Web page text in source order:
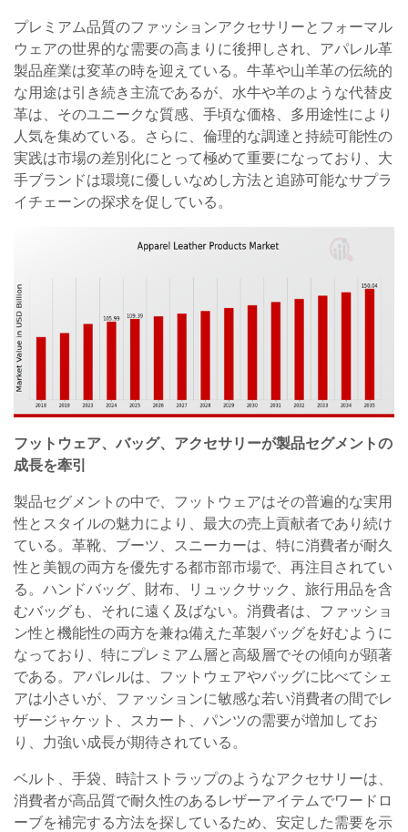
プレミアム品質のファッションアクセサリーとフォーマル
ウェアの世界的な需要の高まりに後押しされ、アパレル革
製品産業は変革の時を迎えている。牛革や山羊革の伝統的
な用途は引き続き主流であるが、水牛や羊のような代替皮
革は、そのユニークな質感、手頃な価格、多用途性により
人気を集めている。さらに、倫理的な調達と持続可能性の
実践は市場の差別化にとって極めて重要になっており、大
手ブランドは環境に優しいなめし方法と追跡可能なサプラ
イチェーンの探求を促している。
フットウェア、バッグ、アクセサリーが製品セグメントの
成長を牽引
製品セグメントの中で、フットウェアはその普遍的な実用
性とスタイルの魅力により、最大の売上貢献者であり続け
ている。革靴、ブーツ、スニーカーは、特に消費者が耐久
性と美観の両方を優先する都市部市場で、再注目されてい
る。ハンドバッグ、財布、リュックサック、旅行用品を含
むバッグも、それに遠く及ばない。消費者は、ファッショ
ン性と機能性の両方を兼ね備えた革製バッグを好むように
なっており、特にプレミアム層と高級層でその傾向が顕著
である。アパレルは、フットウェアやバッグに比べてシェ
アは小さいが、ファッションに敏感な若い消費者の間でレ
ザージャケット、スカート、パンツの需要が増加してお
り、力強い成長が期待されている。
ベルト、手袋、時計ストラップのようなアクセサリーは、
消費者が高品質で耐久性のあるレザーアイテムでワードロ
ーブを補完する方法を探しているため、安定した需要を示